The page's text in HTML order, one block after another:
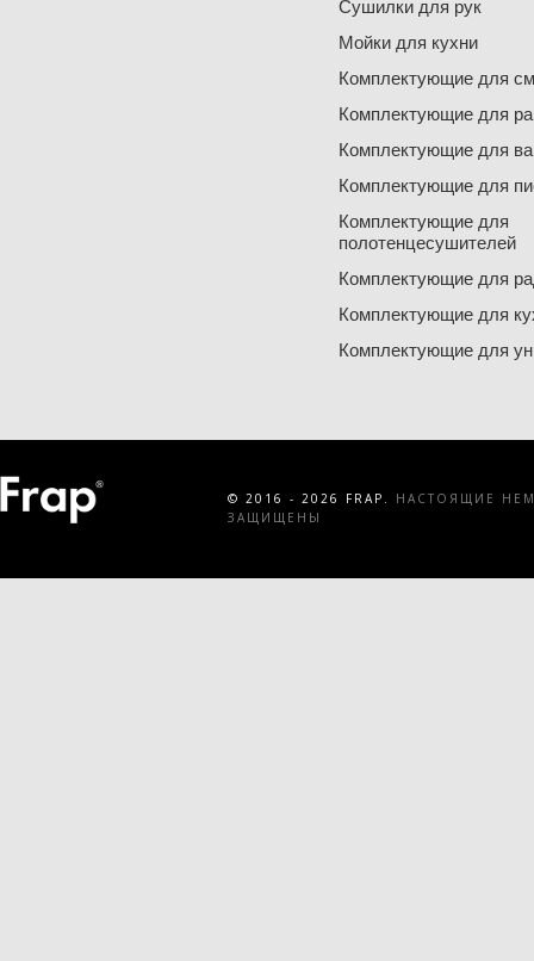
Сушилки для рук
Мойки для кухни
Комплектующие для
Комплектующие для
Комплектующие для
Комплектующие для
Комплектующие для
полотенцесушителей
Комплектующие для
Комплектующие для
Комплектующие для
© 2016 - 2026 FRAP.
НАСТОЯЩИЕ
ЗАЩИЩЕНЫ